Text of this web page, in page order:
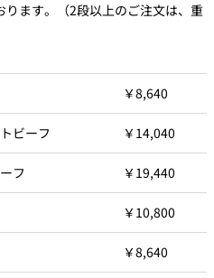
ます。（2段以上のご注文は、重
￥8,640
ビーフ ￥14,040
フ ￥19,440
￥10,800
￥8,640